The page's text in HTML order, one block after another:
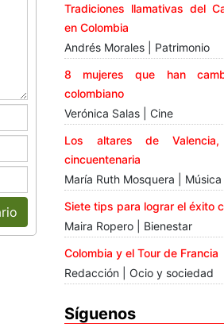
Tradiciones llamativas del
en Colombia
Andrés Morales | Patrimonio
8 mujeres que han
colombiano
Verónica Salas | Cine
Los altares de
cincuentenaria
María Ruth Mosquera |
Siete tips para lograr el éxito
Maira Ropero | Bienestar
Colombia y el Tour de Francia
Redacción | Ocio y sociedad
Síguenos